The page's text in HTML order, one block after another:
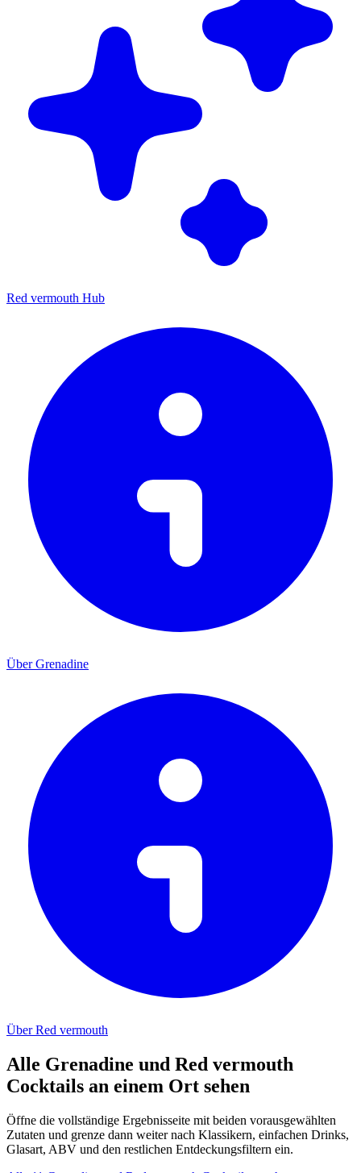
Red vermouth Hub
Über Grenadine
Über Red vermouth
Alle Grenadine und Red vermouth
Cocktails an einem Ort sehen
Öffne die vollständige Ergebnisseite mit beiden vorausgewählten
Zutaten und grenze dann weiter nach Klassikern, einfachen Drinks,
Glasart, ABV und den restlichen Entdeckungsfiltern ein.